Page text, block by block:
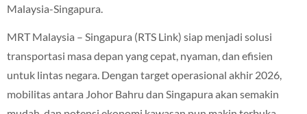
Malaysia-Singapura.
MRT Malaysia – Singapura (RTS Link) siap menjadi solusi
transportasi masa depan yang cepat, nyaman, dan efisien
untuk lintas negara. Dengan target operasional akhir 2026,
mobilitas antara Johor Bahru dan Singapura akan semakin